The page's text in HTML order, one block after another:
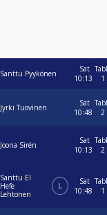
Santtu Pyykönen
Sat
10:13
1
Jyrki Tuovinen
Sat
10:48
2
Joona Sirén
Sat
10:13
2
Santtu El
Hefe
Lehtonen
L
Sat
10:48
1